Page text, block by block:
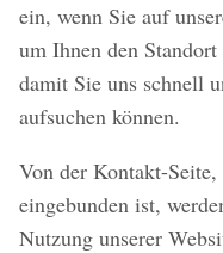
ein, wenn Sie auf
um Ihnen den
damit Sie uns schnell
aufsuchen können.
Von der Kontakt-
eingebunden ist,
Nutzung unserer